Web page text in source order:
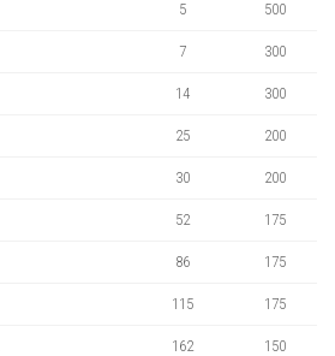
5 500
7 300
14 300
25 200
30 200
52 175
86 175
115 175
162 150